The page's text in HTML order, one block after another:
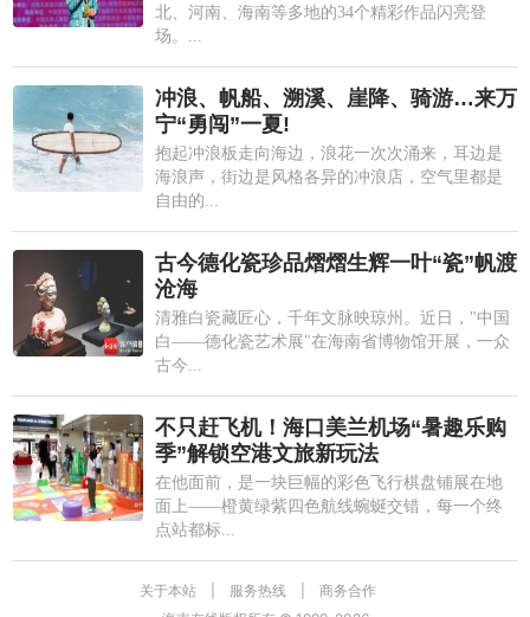
北、河南、海南等多地的34个精彩作品闪亮登
场。...
冲浪、帆船、溯溪、崖降、骑游…来万
宁“勇闯”一夏!
抱起冲浪板走向海边，浪花一次次涌来，耳边是
海浪声，街边是风格各异的冲浪店，空气里都是
自由的...
古今德化瓷珍品熠熠生辉一叶“瓷”帆渡
沧海
清雅白瓷藏匠心，千年文脉映琼州。近日，"中国
白——德化瓷艺术展"在海南省博物馆开展，一众
古今...
不只赶飞机！海口美兰机场“暑趣乐购
季”解锁空港文旅新玩法
在他面前，是一块巨幅的彩色飞行棋盘铺展在地
面上——橙黄绿紫四色航线蜿蜒交错，每一个终
点站都标...
关于本站 服务热线
商务合作